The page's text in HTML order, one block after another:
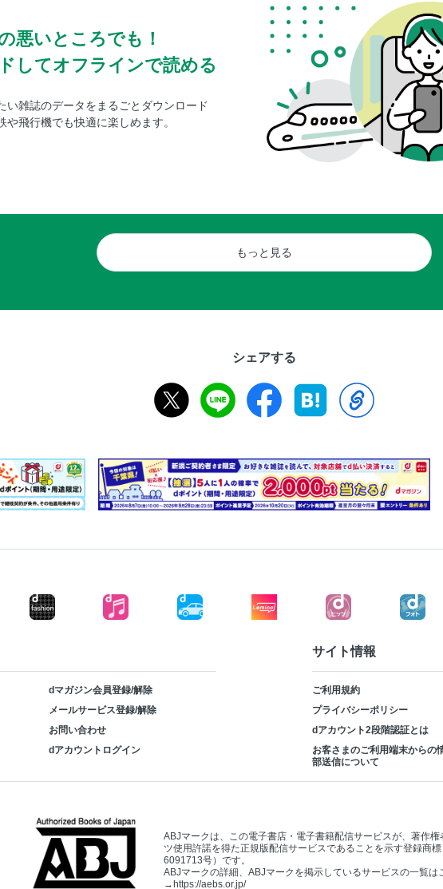
出雲崎MAP／寺泊MAP
新潟・新発田・阿賀野川MAP
村上MAP／粟島MAP
道の駅グルメ
佐渡MAP／両津MAP／真野・佐和田MAP／小
悪いところでも！
してオフラインで読める
い雑誌のデータをまるごとダウンロード
や飛行機でも快適に楽しめます。
もっと見る
シェアする
dマガジン会員登録/解除
メールサービス登録/解除
お問い合わせ
dアカウントログイン
サイト情報
ご利用規約
プライバシーポリシー
dアカウント2段階認証とは
お客さまのご利用端末からの
部送信について
ABJマークは、この電子書店・電子書籍配信サービスが、著作権
ツ使用許諾を得た正規版配信サービスであることを示す登録商
6091713号）です。
ABJマークの詳細、ABJマークを掲示しているサービスの一覧は
→ https://aebs.or.jp/